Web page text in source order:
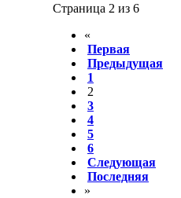
Страница 2 из 6
«
Первая
Предыдущая
1
2
3
4
5
6
Следующая
Последняя
»